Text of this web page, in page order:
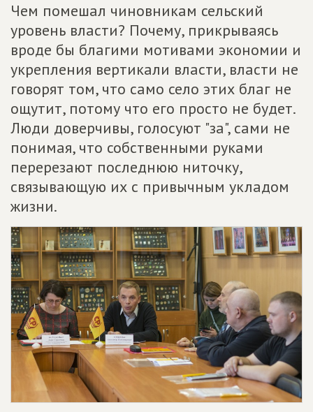
Чем помешал чиновникам сельский
уровень власти? Почему, прикрываясь
вроде бы благими мотивами экономии и
укрепления вертикали власти, власти не
говорят том, что само село этих благ не
ощутит, потому что его просто не будет.
Люди доверчивы, голосуют "за", сами не
понимая, что собственными руками
перерезают последнюю ниточку,
связывающую их с привычным укладом
жизни.